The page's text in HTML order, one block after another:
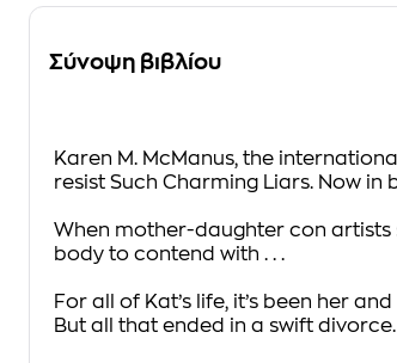
Σύνοψη βιβλίου
Karen M. McManus, the
resist Such Charming Liars. Now in
When mother-daughter con
body to contend with . . .
For all of Kat’s life, it’s been her
But all that ended in a swift divorce.